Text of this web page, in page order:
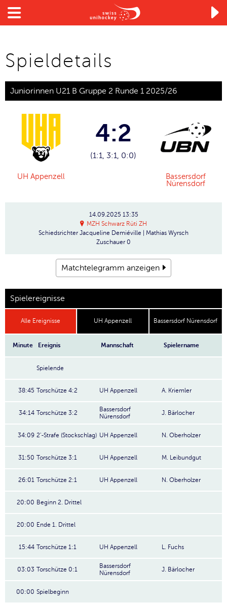

Spieldetails
Juniorinnen U21 B Gruppe 2 Runde 1 2025/26
UH Appenzell
4:2
(1:1, 3:1, 0:0)
Bassersdorf
Nürensdorf
14.09.2025 13:35
MZH Schwarz Rüti ZH
Schiedsrichter Jacqueline Demiéville | Mathias Wyrsch
Zuschauer 0
Matchtelegramm anzeigen
Spielereignisse
Alle Ereignisse UH Appenzell Bassersdorf Nürensdorf
Minute Ereignis Mannschaft Spielername
Spielende
38:45 Torschütze 4:2 UH Appenzell A. Kriemler
34:14 Torschütze 3:2
Bassersdorf
Nürensdorf
J. Bärlocher
34:09 2'-Strafe (Stockschlag) UH Appenzell N. Oberholzer
31:50 Torschütze 3:1 UH Appenzell M. Leibundgut
26:01 Torschütze 2:1 UH Appenzell N. Oberholzer
20:00 Beginn 2. Drittel
20:00 Ende 1. Drittel
15:44 Torschütze 1:1 UH Appenzell L. Fuchs
03:03 Torschütze 0:1
Bassersdorf
Nürensdorf
J. Bärlocher
00:00 Spielbeginn